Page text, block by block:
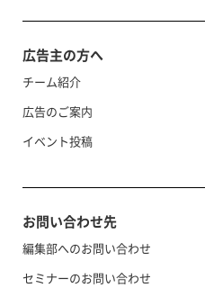
広告主の方へ
チーム紹介
広告のご案内
イベント投稿
お問い合わせ先
編集部へのお問い合わせ
セミナーのお問い合わせ